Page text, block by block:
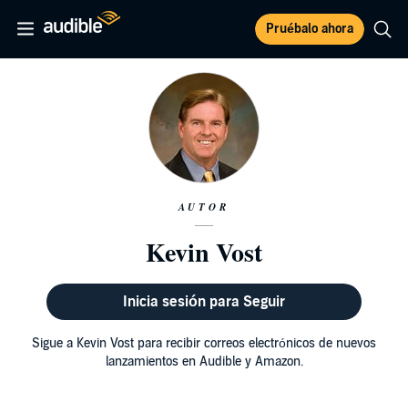
Pruébalo ahora
AUTOR
Kevin Vost
Inicia sesión para Seguir
Sigue a Kevin Vost para recibir correos electrónicos de nuevos
lanzamientos en Audible y Amazon.